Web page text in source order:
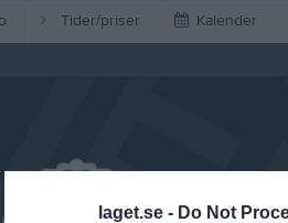
laget.se - Do Not
Tider/priser Kalender